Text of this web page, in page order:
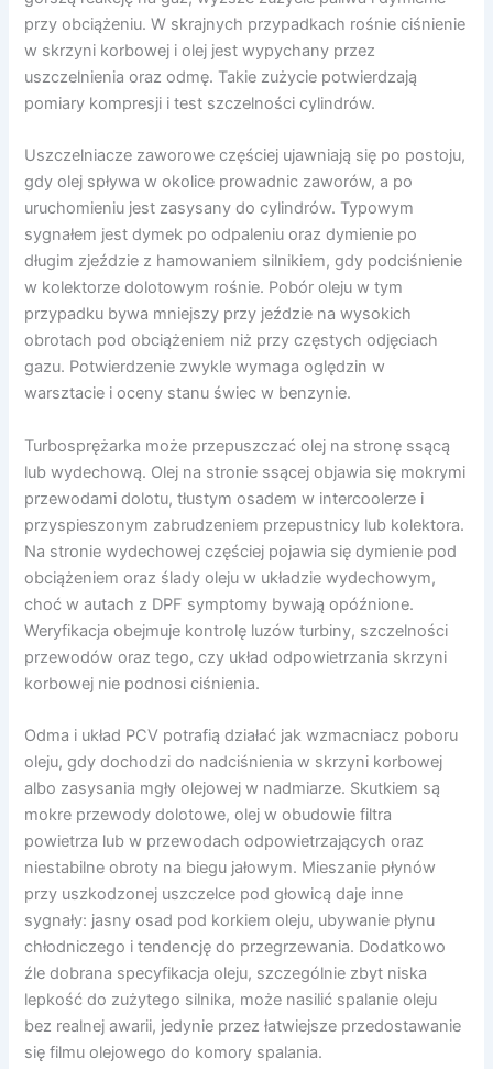
przy obciążeniu. W skrajnych przypadkach rośnie ciśnienie
w skrzyni korbowej i olej jest wypychany przez
uszczelnienia oraz odmę. Takie zużycie potwierdzają
pomiary kompresji i test szczelności cylindrów.
Uszczelniacze zaworowe częściej ujawniają się po postoju,
gdy olej spływa w okolice prowadnic zaworów, a po
uruchomieniu jest zasysany do cylindrów. Typowym
sygnałem jest dymek po odpaleniu oraz dymienie po
długim zjeździe z hamowaniem silnikiem, gdy podciśnienie
w kolektorze dolotowym rośnie. Pobór oleju w tym
przypadku bywa mniejszy przy jeździe na wysokich
obrotach pod obciążeniem niż przy częstych odjęciach
gazu. Potwierdzenie zwykle wymaga oględzin w
warsztacie i oceny stanu świec w benzynie.
Turbosprężarka może przepuszczać olej na stronę ssącą
lub wydechową. Olej na stronie ssącej objawia się mokrymi
przewodami dolotu, tłustym osadem w intercoolerze i
przyspieszonym zabrudzeniem przepustnicy lub kolektora.
Na stronie wydechowej częściej pojawia się dymienie pod
obciążeniem oraz ślady oleju w układzie wydechowym,
choć w autach z DPF symptomy bywają opóźnione.
Weryfikacja obejmuje kontrolę luzów turbiny, szczelności
przewodów oraz tego, czy układ odpowietrzania skrzyni
korbowej nie podnosi ciśnienia.
Odma i układ PCV potrafią działać jak wzmacniacz poboru
oleju, gdy dochodzi do nadciśnienia w skrzyni korbowej
albo zasysania mgły olejowej w nadmiarze. Skutkiem są
mokre przewody dolotowe, olej w obudowie filtra
powietrza lub w przewodach odpowietrzających oraz
niestabilne obroty na biegu jałowym. Mieszanie płynów
przy uszkodzonej uszczelce pod głowicą daje inne
sygnały: jasny osad pod korkiem oleju, ubywanie płynu
chłodniczego i tendencję do przegrzewania. Dodatkowo
źle dobrana specyfikacja oleju, szczególnie zbyt niska
lepkość do zużytego silnika, może nasilić spalanie oleju
bez realnej awarii, jedynie przez łatwiejsze przedostawanie
się filmu olejowego do komory spalania.